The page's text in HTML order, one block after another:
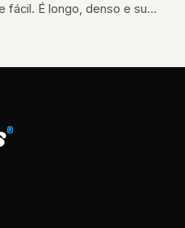
fácil. É longo, denso e sua
®